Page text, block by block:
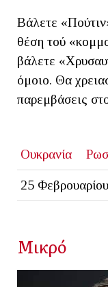
Βάλετε
θέση τού
βάλετε
όμοιο. Θα
παρεμβάσεις
Ουκρανία
25
Μικρό